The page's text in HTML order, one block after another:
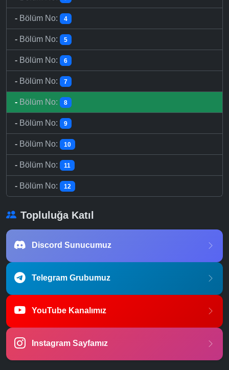
- Bölüm No: 4
- Bölüm No: 5
- Bölüm No: 6
- Bölüm No: 7
- Bölüm No: 8
- Bölüm No: 9
- Bölüm No: 10
- Bölüm No: 11
- Bölüm No: 12
Topluluğa Katıl
Discord Sunucumuz
Telegram Grubumuz
YouTube Kanalımız
Instagram Sayfamız